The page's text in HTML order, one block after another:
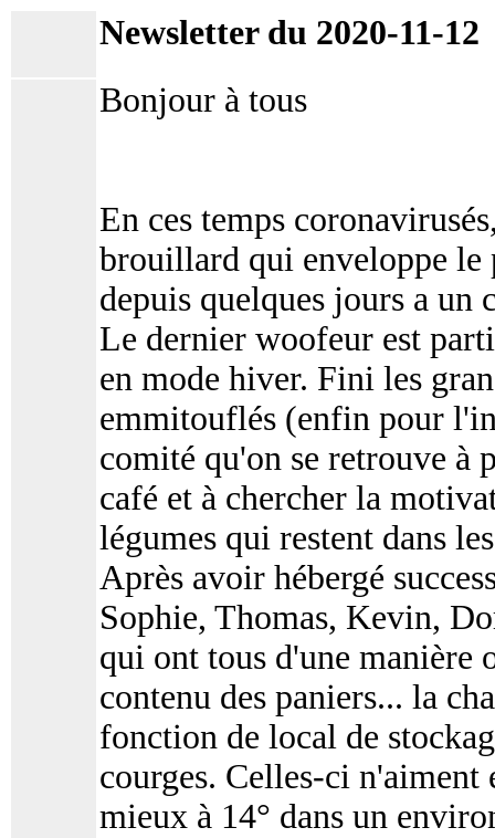
Newsletter du 2020-11-12
Bonjour à tous
En ces temps
brouillard qui enveloppe le
depuis quelques jours a un
Le dernier woofeur est
en mode hiver. Fini les
emmitouflés (enfin pour
comité qu'on se retrouve à
café et à chercher la
légumes qui restent dans
Après avoir hébergé
Sophie, Thomas, Kevin,
qui ont tous d'une manière
contenu des paniers... la
fonction de local de
courges. Celles-ci
mieux à 14° dans un